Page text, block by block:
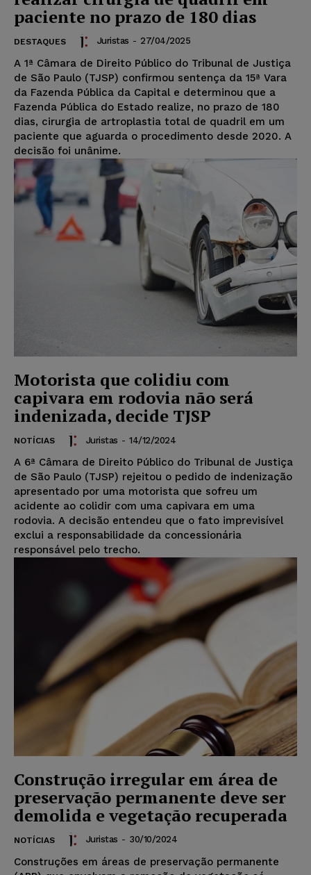
paciente no prazo de 180 dias
DESTAQUES Juristas - 27/04/2025
A 1ª Câmara de Direito Público do Tribunal de Justiça
de São Paulo (TJSP) confirmou sentença da 15ª Vara
da Fazenda Pública da Capital e determinou que a
Fazenda Pública do Estado realize, no prazo de 180
dias, cirurgia de artroplastia total de quadril em um
paciente que aguarda o procedimento desde 2020. A
decisão foi unânime.
Motorista que colidiu com
capivara em rodovia não será
indenizada, decide TJSP
NOTÍCIAS Juristas - 14/12/2024
A 6ª Câmara de Direito Público do Tribunal de Justiça
de São Paulo (TJSP) rejeitou o pedido de indenização
apresentado por uma motorista que sofreu um
acidente ao colidir com uma capivara em uma
rodovia. A decisão entendeu que o fato imprevisível
exclui a responsabilidade da concessionária
responsável pelo trecho.
Construção irregular em área de
preservação permanente deve ser
demolida e vegetação recuperada
NOTÍCIAS Juristas - 30/10/2024
Construções em áreas de preservação permanente